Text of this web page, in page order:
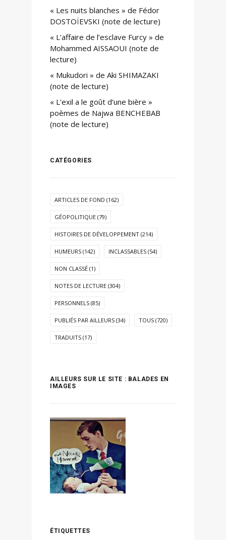
« Les nuits blanches » de Fédor
DOSTOÏEVSKI (note de lecture)
« L’affaire de l’esclave Furcy » de
Mohammed AISSAOUI (note de
lecture)
« Mukudori » de Aki SHIMAZAKI
(note de lecture)
« L’exil a le goût d’une bière »
poèmes de Najwa BENCHEBAB
(note de lecture)
CATÉGORIES
ARTICLES DE FOND (162)
GÉOPOLITIQUE (79)
HISTOIRES DE DÉVELOPPEMENT (214)
HUMEURS (142) INCLASSABLES (54)
NON CLASSÉ (1)
NOTES DE LECTURE (304)
PERSONNELS (85)
PUBLIÉS PAR AILLEURS (34) TOUS (720)
TRADUITS (17)
AILLEURS SUR LE SITE : BALADES EN
IMAGES
ÉTIQUETTES